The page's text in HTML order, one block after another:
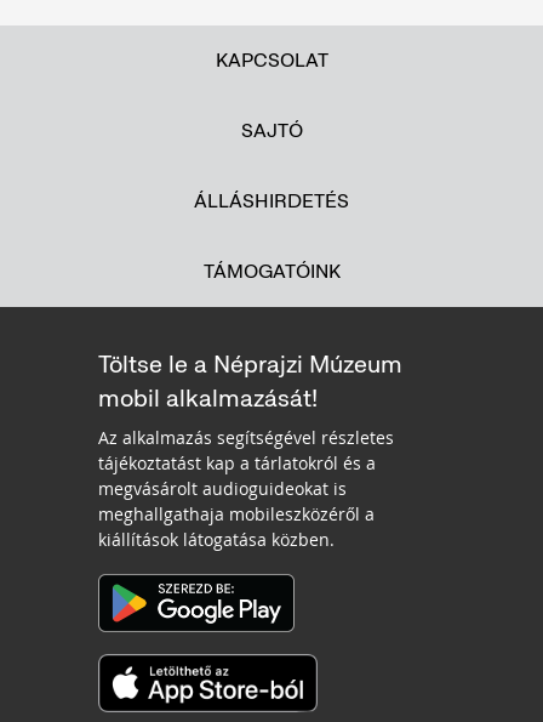
KAPCSOLAT
SAJTÓ
ÁLLÁSHIRDETÉS
TÁMOGATÓINK
Töltse le a Néprajzi Múzeum
mobil alkalmazását!
Az alkalmazás segítségével részletes
tájékoztatást kap a tárlatokról és a
megvásárolt audioguideokat is
meghallgathaja mobileszközéről a
kiállítások látogatása közben.